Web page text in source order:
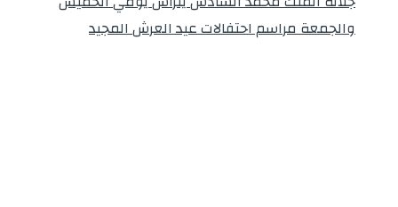
والجمعة مراسم احتفالات عيد العرش المجيد